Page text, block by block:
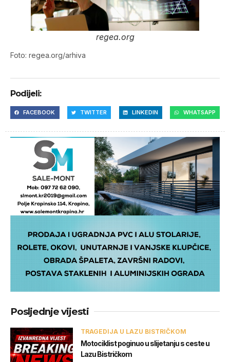
regea.org
Foto: regea.org/arhiva
Podijeli:
FACEBOOK TWITTER LINKEDIN WHATSAPP
Posljednje vijesti
TRAGEDIJA U LAZU BISTRIČKOM
Motociklist poginuo u slijetanju s ceste u
Lazu Bistričkom